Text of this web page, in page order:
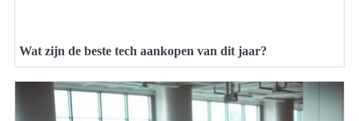
Wat zijn de beste tech aankopen van dit jaar?